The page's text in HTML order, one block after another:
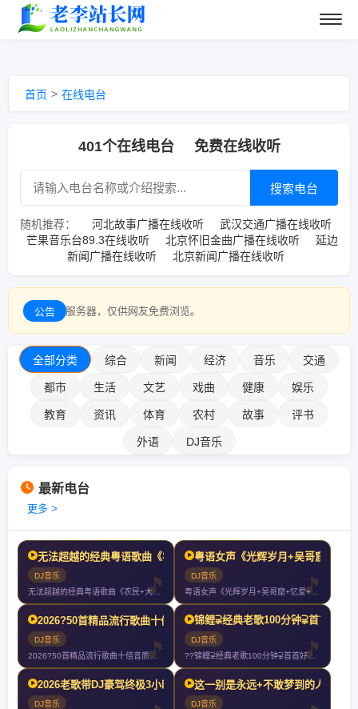
首页 > 在线电台
401个在线电台 免费在线收听
搜索电台
随机推荐： 河北故事广播在线收听
武汉交通广播在线收听
芒果音乐台89.3在线收听
北京怀旧金曲广播在线收听
延边
新闻广播在线收听
北京新闻广播在线收听
公告
，仅供网友免费浏览。
全部分类 综合 新闻 经济 音乐 交通
都市 生活 文艺 戏曲 健康 娱乐
教育 资讯 体育 农村 故事 评书
外语 DJ音乐
最新电台
更多 >
无法超越的经典粤语歌曲《农民+大地+灰色轨迹+真的爱你+光辉岁月
DJ音乐
无法超越的经典粤语歌曲《农民+大地+灰色轨迹+真的爱你+光辉岁月》车载
粤语女声《光辉岁月+吴哥窟+忆
DJ音乐
粤语女声《光辉岁月+吴哥窟+忆爱+玻璃之情+让一切随风+谁明浪子心》好
2026?50首精品流行歌曲十倍音质高清HIFI精选车载CD连载慢歌Mix?
DJ音乐
2026?50首精品流行歌曲十倍音质高清HIFI精选车载CD连载慢歌M
锦鲤⫌经典老歌100分钟⫌首首好听
DJ音乐
??锦鲤⫌经典老歌100分钟⫌首首好听7080经典老歌⫌2024再创新
2026老歌带DJ豪驾终极3小时?‍♀️你们以后就叫我大哥?
DJ音乐
这一别是永远+不敢梦到的人+今生
DJ音乐